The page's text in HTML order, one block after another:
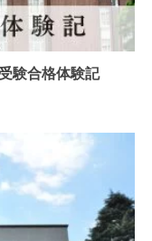
験合格体験記